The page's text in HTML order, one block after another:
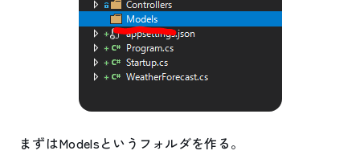
まずはModelsというフォルダを作る。